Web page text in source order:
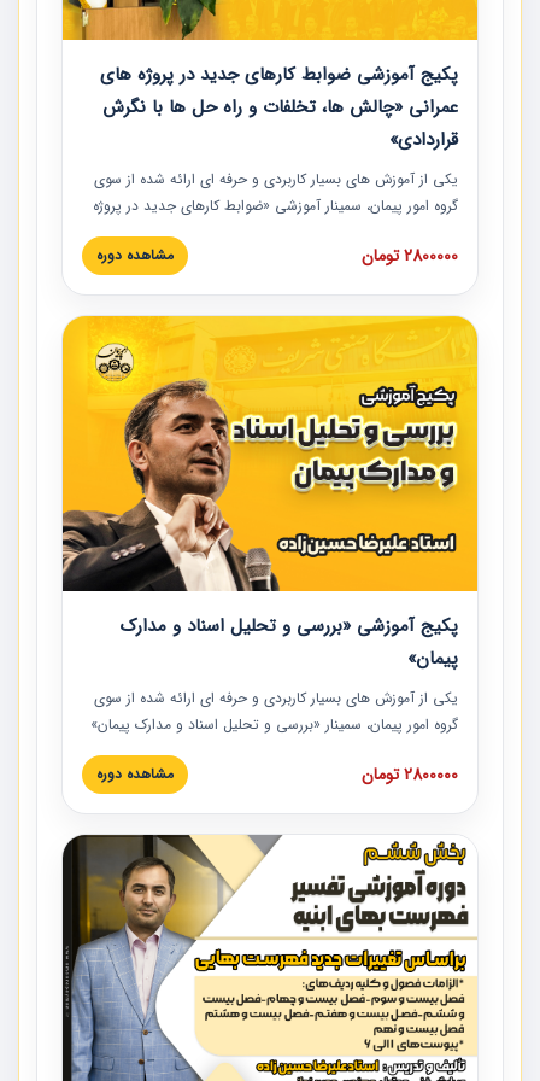
پکیج آموزشی ضوابط کارهای جدید در پروژه های
عمرانی «چالش ها، تخلفات و راه حل ها با نگرش
قراردادی»
یکی از آموزش‏‏‏‏‏‏ های بسیار کاربردی و حرفه‏ ای ارائه شده از سوی
گروه امور پیمان، سمینار آموزشی «ضوابط کارهای جدید در پروژه
های عمرانی» چالش ها، تخلفات و راه حل ها با نگرش قراردادی
است که در محل سندیکای شرکت های ساختمانی کشور ارائه شد.
مدارک پیمان به همراه تجربیات عملی ارائه شده است.
2800000 تومان مشاهده دوره
پکیج آموزشی «بررسی و تحلیل اسناد و مدارک
پیمان»
یکی از آموزش‏‏‏‏‏‏ های بسیار کاربردی و حرفه‏ ای ارائه شده از سوی
گروه امور پیمان، سمینار «بررسی و تحلیل اسناد و مدارک پیمان»
است که در دانشگاه صنعتی شریف ارائه شد. در این آموزش
نکات کلیدی مربوط به اسناد و مدارک پیمان، اولویت بندی اسناد
پیمان به همراه تجربیات عملی در این خصوص ارائه شده است.
2800000 تومان مشاهده دوره